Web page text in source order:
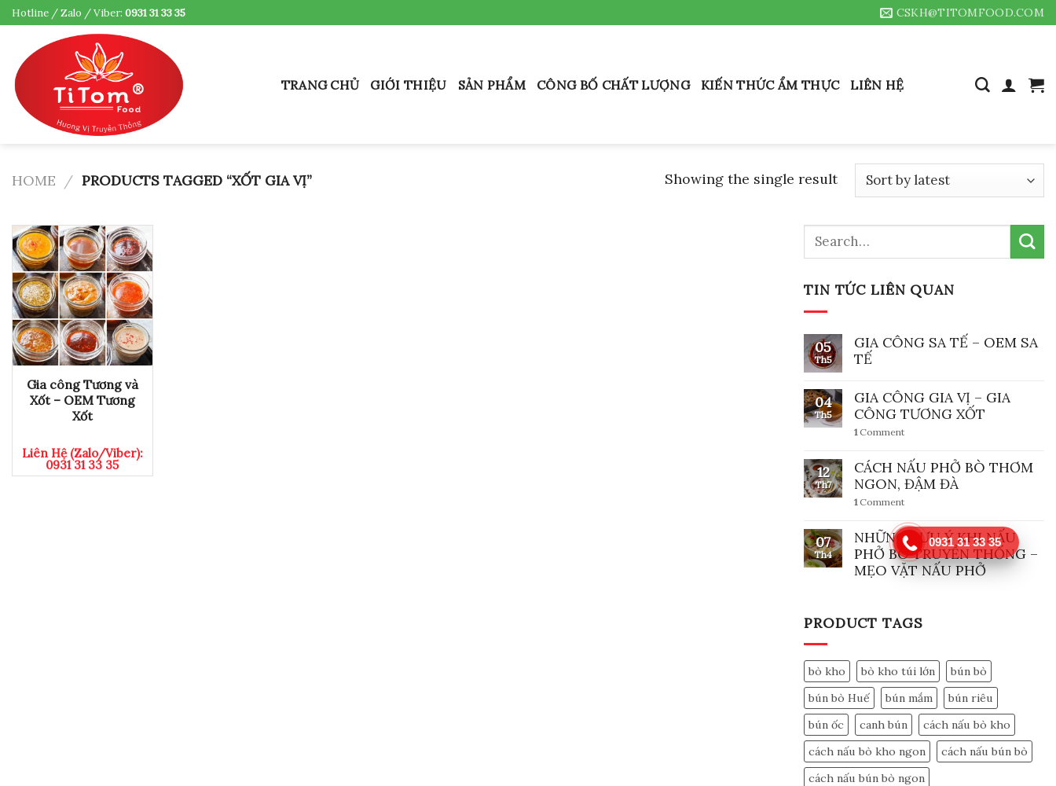
Skip
content
Hotline / Zalo / Viber: 0931 31 33 35 CSKH@TITOMFOOD.COM
TRANG CHỦ GIỚI THIỆU SẢN PHẨM CÔNG BỐ CHẤT LƯỢNG KIẾN THỨC ẨM THỰC LIÊN HỆ
HOME / PRODUCTS TAGGED “XỐT GIA VỊ” Showing the single result
Gia công Tương và
Xốt – OEM Tương
Xốt
Liên Hệ (Zalo/Viber):
0931 31 33 35
Search
TIN TỨC LIÊN QUAN
05
Th5
GIA CÔNG SA TẾ – OEM SA
TẾ
04
Th5
GIA CÔNG GIA VỊ – GIA
CÔNG TƯƠNG XỐT
1Comment
12
Th7
CÁCH NẤU PHỞ BÒ THƠM
NGON, ĐẬM ĐÀ
1Comment
07
Th4
NHỮNG LƯU Ý KHI NẤU
PHỞ BÒ TRUYỀN THỐNG –
MẸO VẶT NẤU PHỞ
PRODUCT TAGS
bò kho bò kho túi lớn
bún bò
bún bò Huế
bún mắm
bún riêu
bún ốc
canh bún
cách nấu bò kho
cách nấu bò kho ngon
cách nấu bún bò
cách nấu bún bò ngon
0931 31 33 35